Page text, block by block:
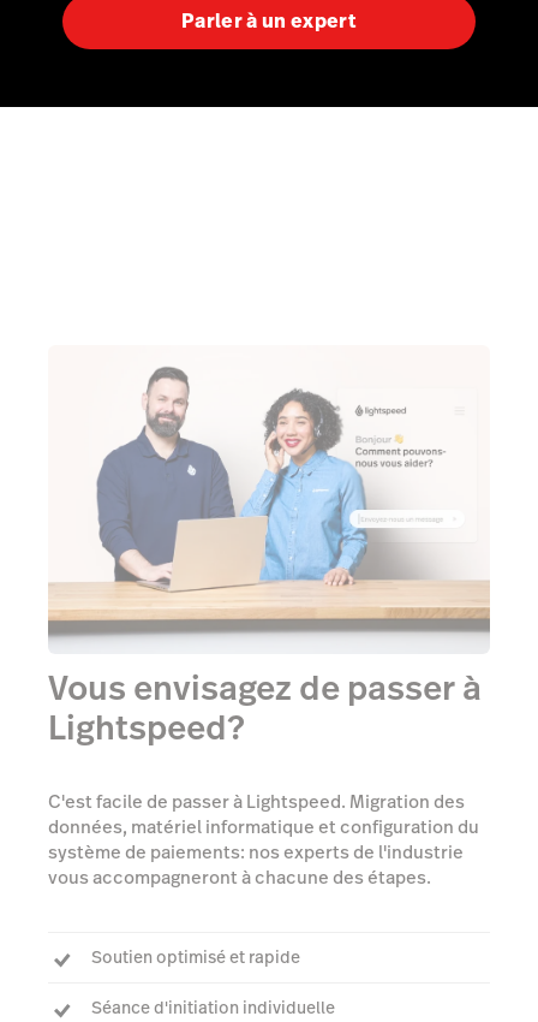
Parler à un expert
Vous envisagez de passer à
Lightspeed?
C'est facile de passer à Lightspeed. Migration des
données, matériel informatique et configuration du
système de paiements: nos experts de l'industrie
vous accompagneront à chacune des étapes.
Soutien optimisé et rapide
Séance d'initiation individuelle